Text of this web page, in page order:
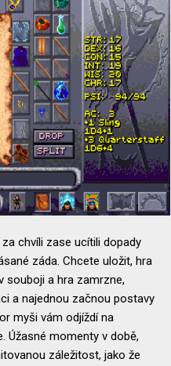
chvíli zase ucítili dopady
záda. Chcete uložit, hra
souboji a hra zamrzne,
a najednou začnou postavy
myši vám odjíždí na
Úžasné momenty v době,
záležitost, jako že